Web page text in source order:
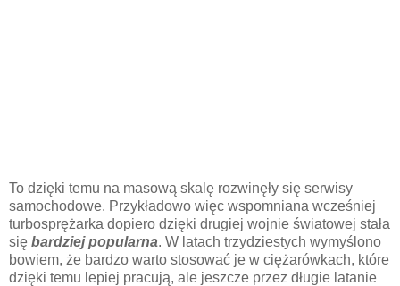
To dzięki temu na masową skalę rozwinęły się serwisy
samochodowe. Przykładowo więc wspomniana wcześniej
turbosprężarka dopiero dzięki drugiej wojnie światowej stała
się bardziej popularna. W latach trzydziestych wymyślono
bowiem, że bardzo warto stosować je w ciężarówkach, które
dzięki temu lepiej pracują, ale jeszcze przez długie latanie